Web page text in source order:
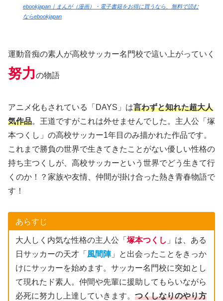
ebookjapan｜まんが（漫画）・電子書籍をお得に買うなら、無料で読む
ならebookjapan
運動音痴の素人が高校サッカー名門校で這い上がっていく
努力の物語
アニメ化もされている「DAYS」は言わずと知れた超大人
気作品。王道ですがこれは外せませんでした。主人公「塚
本つくし」の高校サッカー1年目のみ描かれた作品です。
これまで勝負の世界で生きてきたことがない優しい性格の
持ち主つくしが、高校サッカーという世界でどう生きて行
くのか！？家族や友情、仲間が掛け合った熱き青春物語で
す！
あらすじ
大人しく内気な性格の主人公「 塚本つくし 」は、ある
日サッカーの天才「 風間陣」と出会ったことをきっか
けにサッカーを始めます。サッカー名門校に突如とし
て現れたド素人。仲間や先輩に援助してもらいながら
必死に努力し上達していきます。 つくしなりのやり方